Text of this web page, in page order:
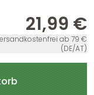
21,99 €
ab 79 €
(DE/AT)